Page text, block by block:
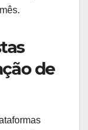
de